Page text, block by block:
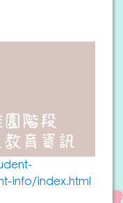
info/index.html